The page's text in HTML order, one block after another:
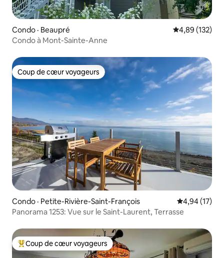
Condo · Beaupré Note
4,89 (132)
Condo à Mont-Sainte-Anne
Coup de cœur voyageurs
Coup de cœur voyageurs
Condo · Petite-Rivière-Saint-François Note
4,94 (17)
Panorama 1253: Vue sur le Saint-Laurent, Terrasse
Coup de cœur voyageurs parmi les plus aimés
Coup de cœur voyageurs